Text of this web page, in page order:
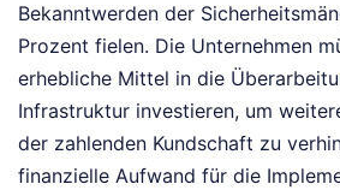
Bekanntwerden der
Prozent fielen. Die Unternehmen
erhebliche Mittel in die
Infrastruktur investieren, um
der zahlenden Kundschaft zu
finanzielle Aufwand für die